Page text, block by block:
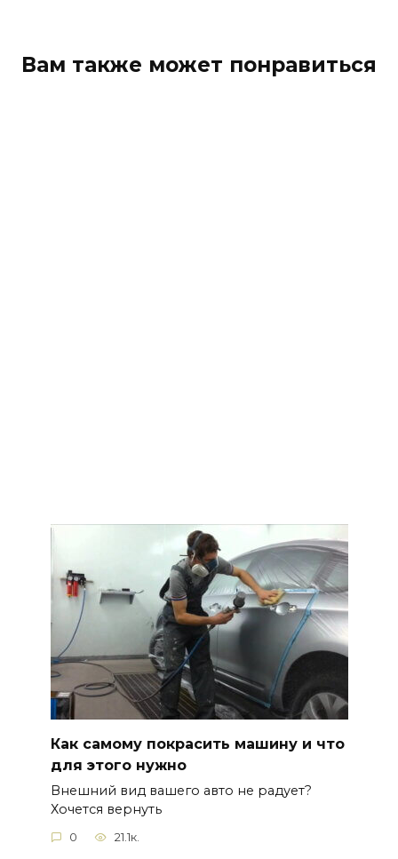
Вам также может понравиться
Как самому покрасить машину и что
для этого нужно
Внешний вид вашего авто не радует?
Хочется вернуть
0 21.1к.